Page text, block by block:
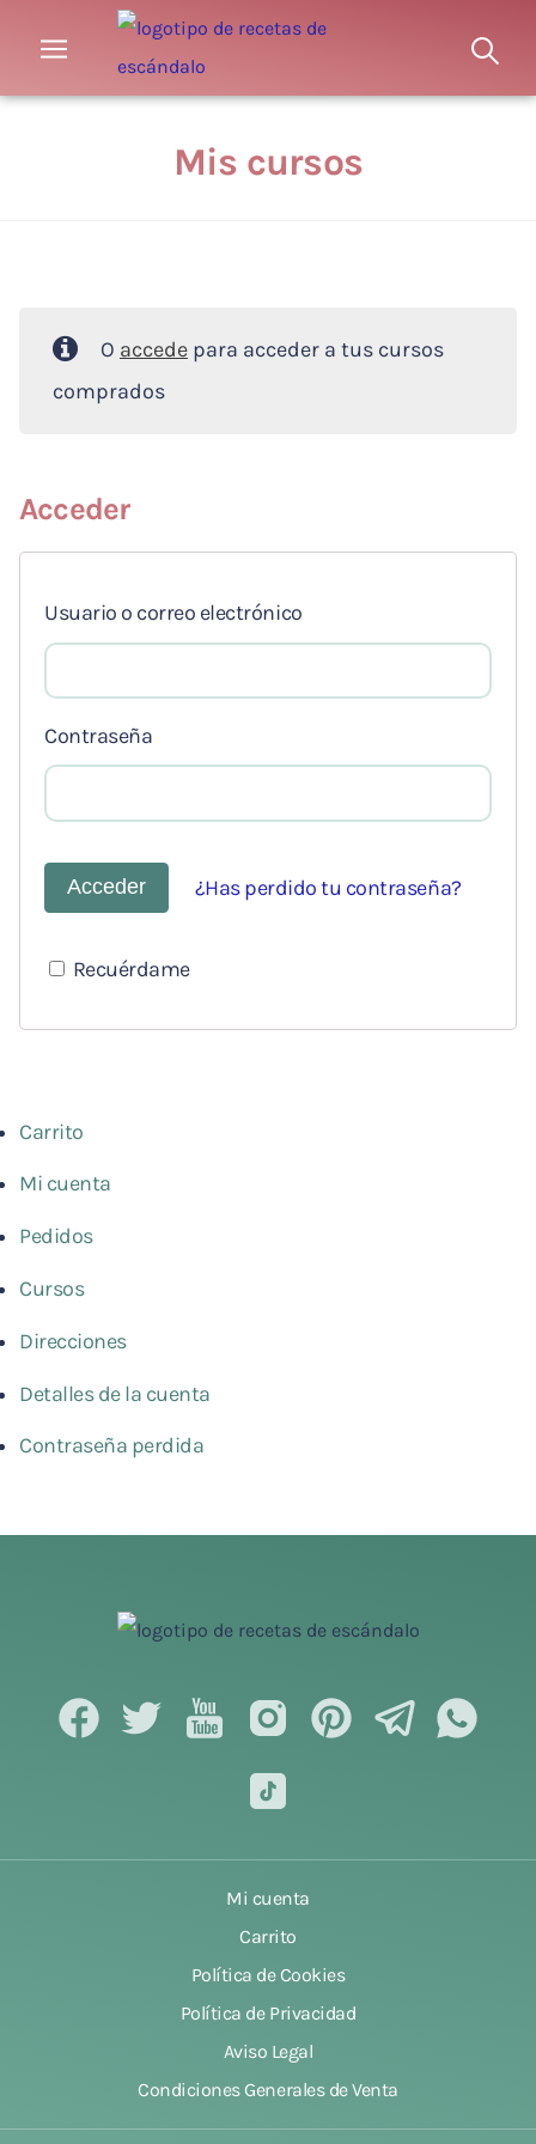
Mis cursos
O accedepara acceder a tus cursos
comprados
Acceder
Usuario o correo electrónico
Contraseña
¿Has perdido tu contraseña?
Recuérdame
Carrito
Mi cuenta
Pedidos
Cursos
Direcciones
Detalles de la cuenta
Contraseña perdida
Mi cuenta
Carrito
Política de Cookies
Política de Privacidad
Aviso Legal
Condiciones Generales de Venta